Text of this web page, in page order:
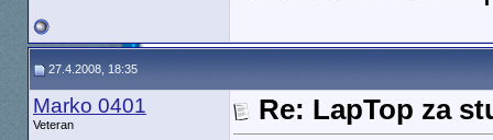
27.4.2008, 18:35
Marko 0401
Veteran
Re: LapTop za